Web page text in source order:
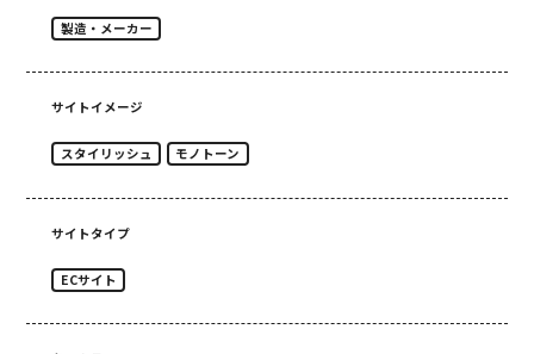
製造・メーカー
サイトイメージ
スタイリッシュ モノトーン
サイトタイプ
ECサイト